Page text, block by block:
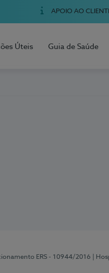
APOIO AO
Úteis Guia de Saúde
ERS - 10944/2016 |